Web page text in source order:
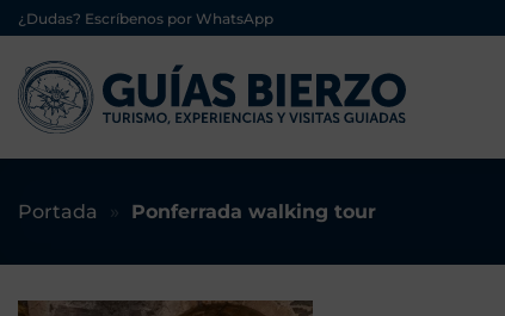
Saltar
al
contenido
¿Dudas? Escríbenos por WhatsApp
Portada » Ponferrada walking tour